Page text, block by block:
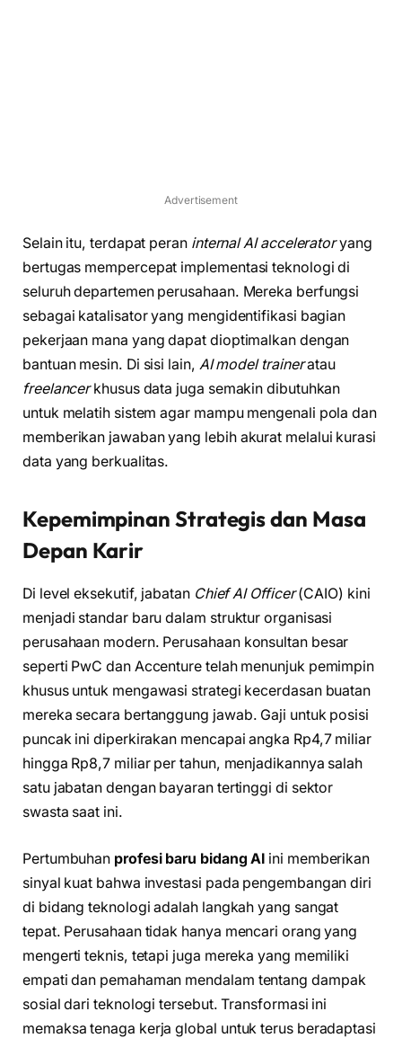
Advertisement
Selain itu, terdapat peran internal AI acceleratoryang
bertugas mempercepat implementasi teknologi di
seluruh departemen perusahaan. Mereka berfungsi
sebagai katalisator yang mengidentifikasi bagian
pekerjaan mana yang dapat dioptimalkan dengan
bantuan mesin. Di sisi lain, AI model traineratau
freelancerkhusus data juga semakin dibutuhkan
untuk melatih sistem agar mampu mengenali pola dan
memberikan jawaban yang lebih akurat melalui kurasi
data yang berkualitas.
Kepemimpinan Strategis dan Masa
Depan Karir
Di level eksekutif, jabatan Chief AI Officer(CAIO) kini
menjadi standar baru dalam struktur organisasi
perusahaan modern. Perusahaan konsultan besar
seperti PwC dan Accenture telah menunjuk pemimpin
khusus untuk mengawasi strategi kecerdasan buatan
mereka secara bertanggung jawab. Gaji untuk posisi
puncak ini diperkirakan mencapai angka Rp4,7 miliar
hingga Rp8,7 miliar per tahun, menjadikannya salah
satu jabatan dengan bayaran tertinggi di sektor
swasta saat ini.
Pertumbuhan profesi baru bidang AI ini memberikan
sinyal kuat bahwa investasi pada pengembangan diri
di bidang teknologi adalah langkah yang sangat
tepat. Perusahaan tidak hanya mencari orang yang
mengerti teknis, tetapi juga mereka yang memiliki
empati dan pemahaman mendalam tentang dampak
sosial dari teknologi tersebut. Transformasi ini
memaksa tenaga kerja global untuk terus beradaptasi